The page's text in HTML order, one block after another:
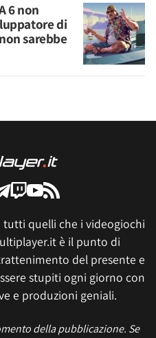
6 non
di
sarebbe
tutti quelli che i videogiochi
è il punto di
del presente e
stupiti ogni giorno con
e produzioni geniali.
della pubblicazione. Se